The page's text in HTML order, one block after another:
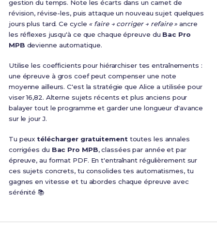
gestion du temps. Note les écarts dans un carnet de
révision, révise-les, puis attaque un nouveau sujet quelques
jours plus tard. Ce cycle « faire → corriger → refaire » ancre
les réflexes jusqu'à ce que chaque épreuve du Bac Pro
MPB devienne automatique.
Utilise les coefficients pour hiérarchiser tes entraînements :
une épreuve à gros coef peut compenser une note
moyenne ailleurs. C'est la stratégie que Alice a utilisée pour
viser 16,82. Alterne sujets récents et plus anciens pour
balayer tout le programme et garder une longueur d'avance
sur le jour J.
Tu peuxtélécharger gratuitement toutes les annales
corrigées du Bac Pro MPB, classées par année et par
épreuve, au format PDF. En t'entraînant régulièrement sur
ces sujets concrets, tu consolides tes automatismes, tu
gagnes en vitesse et tu abordes chaque épreuve avec
sérénité 📚